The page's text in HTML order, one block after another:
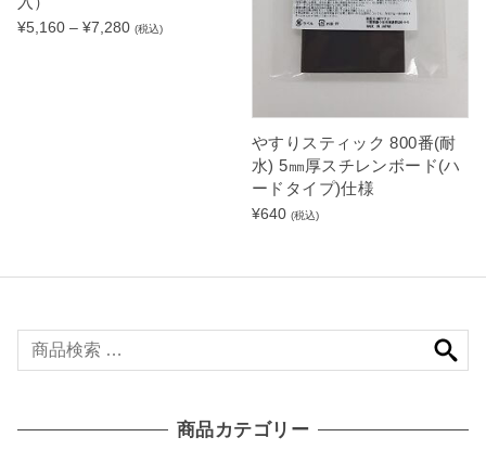
¥5,160 – ¥7,280価
7
8
(税込)
やすりスティック 800番(耐
水) 5㎜厚スチレンボード(ハ
ードタイプ)仕様
¥640 (税込)
検
索
:
商品カテゴリー